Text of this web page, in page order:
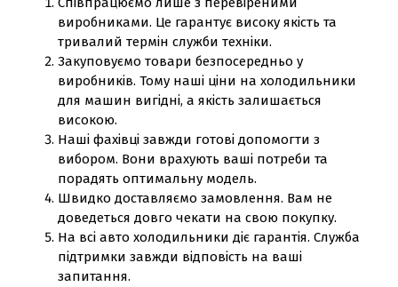
виробниками. Це гарантує високу якість та
тривалий термін служби техніки.
Закуповуємо товари безпосередньо у
виробників. Тому наші ціни на холодильники
для машин вигідні, а якість залишається
високою.
Наші фахівці завжди готові допомогти з
вибором. Вони врахують ваші потреби та
порадять оптимальну модель.
Швидко доставляємо замовлення. Вам не
доведеться довго чекати на свою покупку.
На всі авто холодильники діє гарантія. Служба
підтримки завжди відповість на ваші
запитання.